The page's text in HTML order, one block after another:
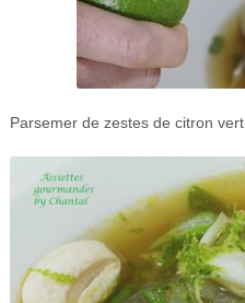
Parsemer de zestes de citron vert.